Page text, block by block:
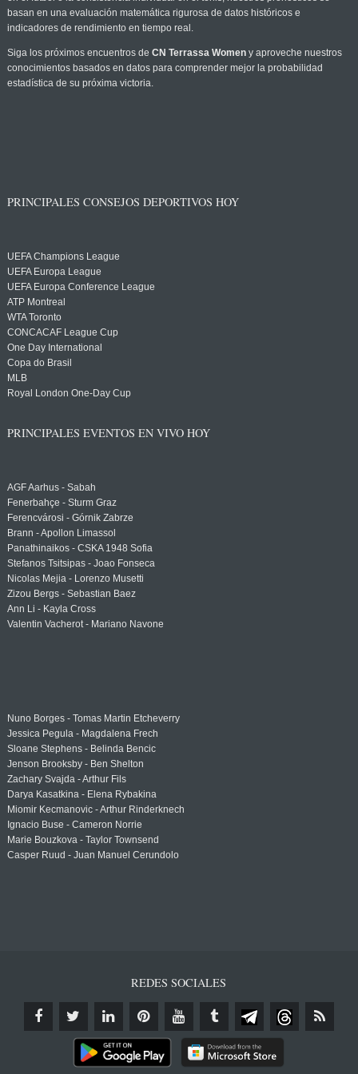
basan en una evaluación matemática rigurosa de datos históricos e
indicadores de rendimiento en tiempo real.
Siga los próximos encuentros de CN Terrassa Womeny aproveche nuestros
conocimientos basados en datos para comprender mejor la probabilidad
estadística de su próxima victoria.
PRINCIPALES CONSEJOS DEPORTIVOS HOY
UEFA Champions League
UEFA Europa League
UEFA Europa Conference League
ATP Montreal
WTA Toronto
CONCACAF League Cup
One Day International
Copa do Brasil
MLB
Royal London One-Day Cup
PRINCIPALES EVENTOS EN VIVO HOY
AGF Aarhus - Sabah
Fenerbahçe - Sturm Graz
Ferencvárosi - Górnik Zabrze
Brann - Apollon Limassol
Panathinaikos - CSKA 1948 Sofia
Stefanos Tsitsipas - Joao Fonseca
Nicolas Mejia - Lorenzo Musetti
Zizou Bergs - Sebastian Baez
Ann Li - Kayla Cross
Valentin Vacherot - Mariano Navone
Nuno Borges - Tomas Martin Etcheverry
Jessica Pegula - Magdalena Frech
Sloane Stephens - Belinda Bencic
Jenson Brooksby - Ben Shelton
Zachary Svajda - Arthur Fils
Darya Kasatkina - Elena Rybakina
Miomir Kecmanovic - Arthur Rinderknech
Ignacio Buse - Cameron Norrie
Marie Bouzkova - Taylor Townsend
Casper Ruud - Juan Manuel Cerundolo
REDES SOCIALES